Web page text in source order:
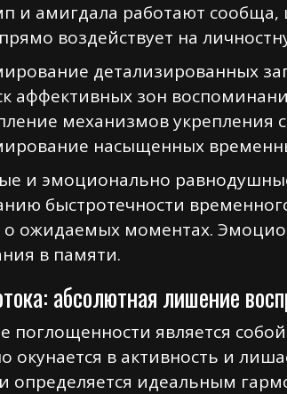
и амигдала работают
воздействует на
детализированных
аффективных зон
механизмов укрепления
насыщенных
и эмоционально
быстротечности
о ожидаемых моментах.
в памяти.
абсолютная лишение
поглощенности является
окунается в активность и
определяется идеальным